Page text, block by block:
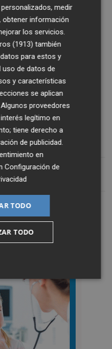
229.194
un incremento del
del 2025 y una
año prepandemia,
232.474 viajeros.
de vuelos, el
entre
que en el año
DE CORVERA
medir
obtener información
los servicios.
(1913) también
para estos y
uso de datos de
y características
se aplican
proveedores
legítimo en
tiene derecho a
de publicidad
en
Configuración de
TODO
TODO